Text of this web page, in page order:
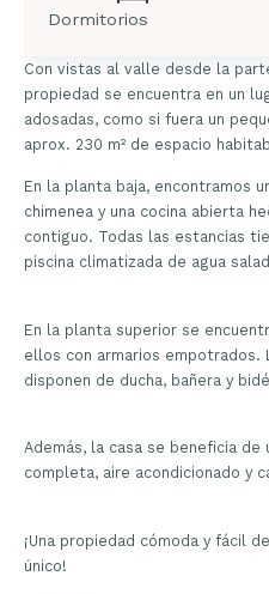
Dormitorios
Con vistas al valle desde la
propiedad se encuentra en un
adosadas, como si fuera un
aprox. 230 m² de espacio
En la planta baja, encontramos
chimenea y una cocina abierta
contiguo. Todas las estancias
piscina climatizada de agua
En la planta superior se
ellos con armarios empotrados.
disponen de ducha, bañera y
Además, la casa se beneficia de
completa, aire acondicionado y
¡Una propiedad cómoda y fácil
único!